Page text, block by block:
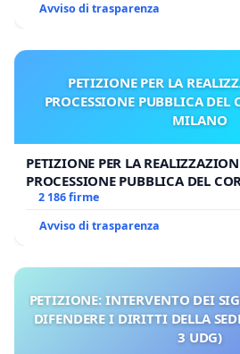
Avviso di trasparenza
PETIZIONE PER LA
PROCESSIONE PUBBLICA
MILANO
PETIZIONE PER LA
PROCESSIONE PUBBLICA DEL
MILANO
2 186 firme
Avviso di trasparenza
PETIZIONE: INTERVENTO DEI
DIFENDERE I DIRITTI DELLA
3 UDG)